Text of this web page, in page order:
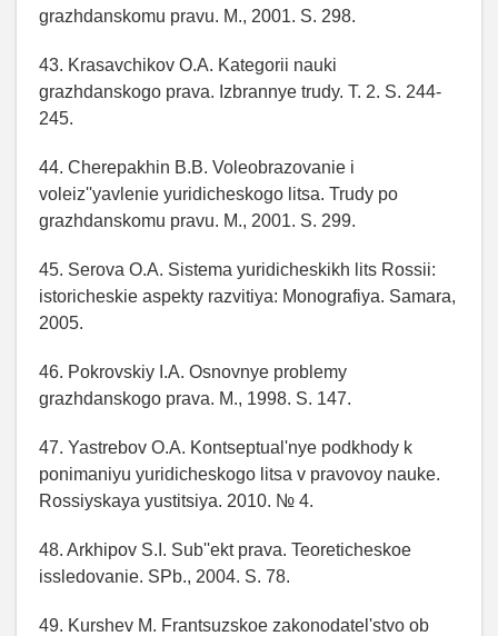
grazhdanskomu pravu. M., 2001. S. 298.
43. Krasavchikov O.A. Kategorii nauki
grazhdanskogo prava. Izbrannye trudy. T. 2. S. 244-
245.
44. Cherepakhin B.B. Voleobrazovanie i
voleiz''yavlenie yuridicheskogo litsa. Trudy po
grazhdanskomu pravu. M., 2001. S. 299.
45. Serova O.A. Sistema yuridicheskikh lits Rossii:
istoricheskie aspekty razvitiya: Monografiya. Samara,
2005.
46. Pokrovskiy I.A. Osnovnye problemy
grazhdanskogo prava. M., 1998. S. 147.
47. Yastrebov O.A. Kontseptual'nye podkhody k
ponimaniyu yuridicheskogo litsa v pravovoy nauke.
Rossiyskaya yustitsiya. 2010. № 4.
48. Arkhipov S.I. Sub''ekt prava. Teoreticheskoe
issledovanie. SPb., 2004. S. 78.
49. Kurshev M. Frantsuzskoe zakonodatel'stvo ob